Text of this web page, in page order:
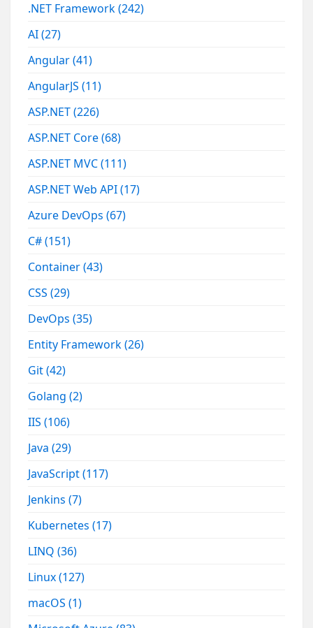
.NET Framework(242)
AI(27)
Angular(41)
AngularJS(11)
ASP.NET(226)
ASP.NET Core(68)
ASP.NET MVC(111)
ASP.NET Web API(17)
Azure DevOps(67)
C#(151)
Container(43)
CSS(29)
DevOps(35)
Entity Framework(26)
Git(42)
Golang(2)
IIS(106)
Java(29)
JavaScript(117)
Jenkins(7)
Kubernetes(17)
LINQ(36)
Linux(127)
macOS(1)